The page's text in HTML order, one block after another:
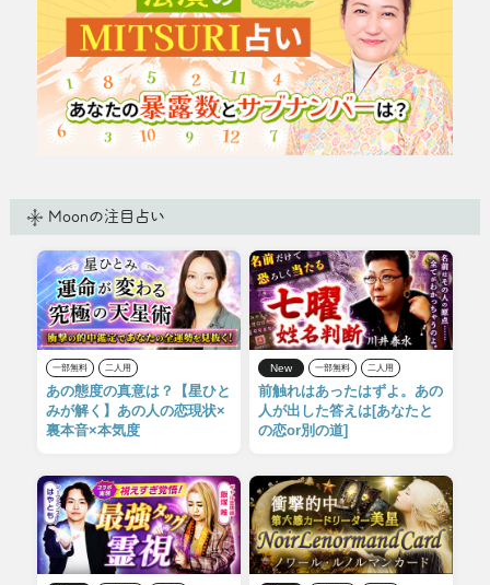
Moonの注目占い
一部無料 二人用
あの態度の真意は？【星ひと
みが解く】あの人の恋現状×
裏本音×本気度
New 一部無料 二人用
前触れはあったはずよ。あの
人が出した答えは[あなたと
の恋or別の道]